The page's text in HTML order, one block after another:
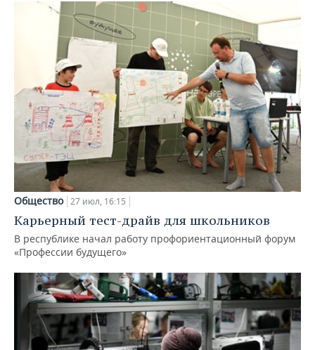
Общество 27 июл, 16:15
Карьерный тест-драйв для школьников
В республике начал работу профориентационный форум
«Профессии будущего»